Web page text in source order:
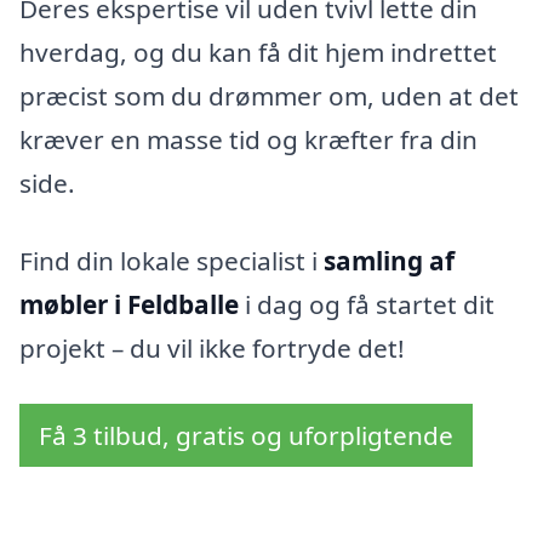
Deres ekspertise vil uden tvivl lette din
hverdag, og du kan få dit hjem indrettet
præcist som du drømmer om, uden at det
kræver en masse tid og kræfter fra din
side.
Find din lokale specialist i samling af
møbler i Feldballe i dag og få startet dit
projekt – du vil ikke fortryde det!
Få 3 tilbud, gratis og uforpligtende